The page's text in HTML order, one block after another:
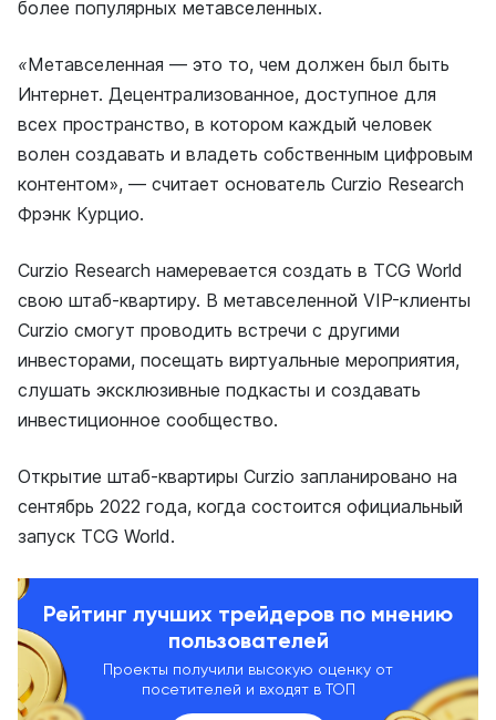
более популярных метавселенных.
«Метавселенная — это то, чем должен был быть
Интернет. Децентрализованное, доступное для
всех пространство, в котором каждый человек
волен создавать и владеть собственным цифровым
контентом», — считает основатель Curzio Research
Фрэнк Курцио.
Curzio Research намеревается создать в TCG World
свою штаб-квартиру. В метавселенной VIP-клиенты
Curzio смогут проводить встречи с другими
инвесторами, посещать виртуальные мероприятия,
слушать эксклюзивные подкасты и создавать
инвестиционное сообщество.
Открытие штаб-квартиры Curzio запланировано на
сентябрь 2022 года, когда состоится официальный
запуск TCG World.
Рейтинг лучших трейдеров по мнению
пользователей
Проекты получили высокую оценку от
посетителей и входят в ТОП